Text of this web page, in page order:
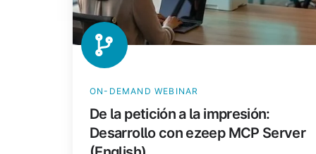
con
ezeep
MCP
Server
(English)
ON-DEMAND WEBINAR
De la petición a la impresión:
Desarrollo con ezeep MCP Server